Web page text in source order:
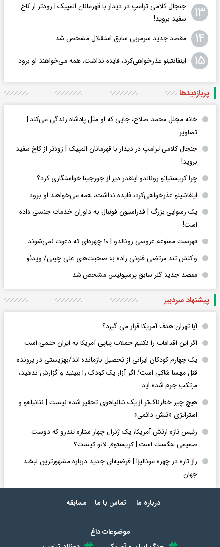
۱۳
جنجال کلامی ترامپ در دیدار با قهرمانان المپیک | زودتر از کاخ
سفید بروید!
۱۴ مقصد جدید سرمربی سابق استقلال مشخص شد
۱۵ اینفانتینو عذرخواهی‌کرد، فایده نداشت، همه می‌خواهند او برود
پربازدید‌ها
خانه مجلل محمد صلاح، جایی که او مثل پادشاه زندگی می‌کند |
تصاویر
جنجال کلامی ترامپ در دیدار با قهرمانان المپیک | زودتر از کاخ سفید
بروید!
چرا کریستیانو رونالدو اینقدر دیر از جورجینا خواستگاری کرد؟
اینفانتینو عذرخواهی‌کرد، فایده نداشت، همه می‌خواهند او برود
یک رسوایی بزرگ | فدراسیون فوتبال به داوران خدمات جنسی داده
است!
فهرست ممنوعه عروسی رونالدو | ۱۰ چهره‌ای که دعوت نمی‌شوند
واکنش تند مرتضی فنونی زاده به صحبت‌های علی چینی/ ویدئو
مقصد جدید گلر سابق پرسپولیس مشخص شد
پیشنهاد سردبیر
آیا تهران هدف آمریکا قرار می گیرد؟
اگر این اقدامات را نکنیم حملات پیاپی آمریکا به ایران حتمی است
یک چهارم کودکان ایرانی از تحصیل بازمانده اند/بهزیستی در پرونده
قتل مهسا شاکی است/ اگر آزار یک کودک را ببینید و گزارش ندهید،
مرتکب جرم شده اید
هیچ چیز خطرناک‌تر از یک نتانیاهوی تحقیر شده نیست | نتانیاهو و
استراتژی «تنش دائمی»
رئیس تازه ارتش آمریکا؛ یک ژنرال چهار ستاره تندرو که دوست
صمیمی هگست است | کریستوفر لانو کیست؟
راز تازه در چهره مونالیزا | فرضیه‌ای جدید درباره مشهورترین لبخند
جهان
درباره ما تماس با ما مسابقه
موضوعات داغ